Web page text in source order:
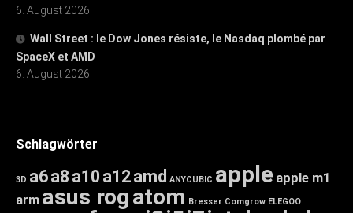
6. August 2026
Wall Street : le Dow Jones résiste, le Nasdaq plombé par
SpaceX et AMD
6. August 2026
Schlagwörter
3D a6a8 a10 a12amd ANYCUBIC apple apple m1
arm asus rogatom Bresser Comgrow ELEGOO